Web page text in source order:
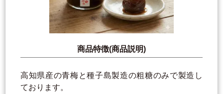
商品特徴(商品説明)
高知県産の青梅と種子島製造の粗糖のみで製造し
ております。